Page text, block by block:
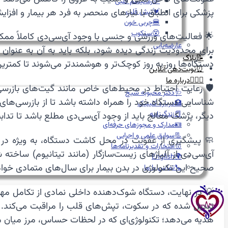
💓تپش قلب
🍔چربی خون
😵سنکوپ
عارضه‌یابی
📝بلاگ
⏰نوبت‌دهی آنلاین
👩🏻‍⚕️درباره ما
🩺دکتر محبوبه شیخ
🏥درباره کلینیک
📕زندگینامه
🪪مدارک و مجوزهای حرفه‌ای
📃سوابق علمی و اجرایی
🥇افتخارات و تقدیرنامه‌ها
🌍English
📞تماس با ما
پزشکی برای انطباق با نیازهای منحصر به فرد هر بیمار و
🌟 فعالیت‌های ورزشی و جنسی با وجود آی‌سی‌دی کاملاً
برای محدودیت زندگی دیده شود، بلکه باید به آن به
دستگاه‌ها روز به روز کوچک‌تر و هوشمندتر می‌شوند تا
🛡️ رعایت احتیاط در محیط‌های خاص مانند گیت‌های بازرسی
شناسایی دستگاه خود را همراه داشته باشد تا از
دیگر، پزشک معالج باید از وجود آی‌سی‌دی مطلع باشد تا
🧼 پیشگیری از عفونت در محل کاشت دستگاه، به ویژه
آی‌سی‌دی از آلیاژهای زیست‌سازگار (مانند تیتانیوم)
صحیح این تکنولوژی در بدن بیمار برای سال‌های متمادی
💡 در نهایت، دستگاه شوک‌دهنده داخلی نمادی از تکامل
تبدیل شده که در سکوت، تپش‌های قلب را مراقبت می‌کند.
هدیه می‌دهد؛ تکنولوژی‌ای که در لحظات حساس، مرز میان